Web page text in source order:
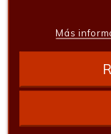
Más